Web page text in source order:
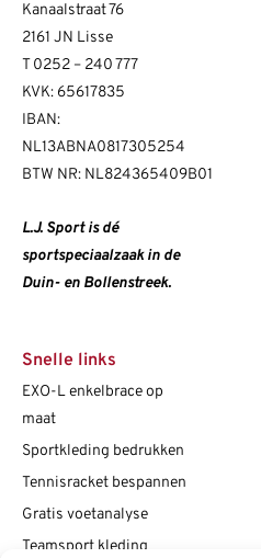
Kanaalstraat 76
2161 JN Lisse
T 0252 – 240 777
KVK: 65617835
IBAN:
NL13ABNA0817305254
BTW NR: NL824365409B01
L.J. Sport is dé
sportspeciaalzaak in de
Duin- en Bollenstreek.
Snelle links
EXO-L enkelbrace op
maat
Sportkleding bedrukken
Tennisracket bespannen
Gratis voetanalyse
Teamsport kleding